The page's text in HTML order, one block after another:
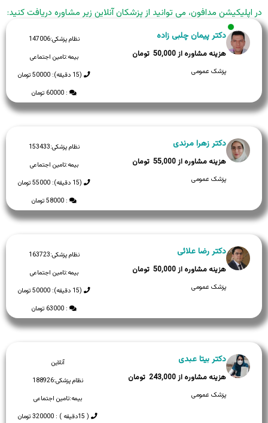
در اپلیکیشن مدافون، می توانید از پزشکان آنلاین زیر مشاوره دریافت کنید:
نظام پزشکی:147006
بیمه:تامین اجتماعی
(15 دقیقه): 50000 تومان
: 60000 تومان
دکتر پیمان چلبی زاده
50,000
پزشک عمومی
نظام پزشکی:153433
بیمه:تامین اجتماعی
(15 دقیقه): 55000 تومان
: 58000 تومان
دکتر زهرا مرندی
55,000
پزشک عمومی
نظام پزشکی:163723
بیمه:تامین اجتماعی
(15 دقیقه): 50000 تومان
: 63000 تومان
دکتر رضا علائی
50,000
پزشک عمومی
آنلاین
نظام پزشکی:188926
بیمه:تامین اجتماعی
( 15دقیقه ) : 320000 تومان
دکتر بیتا عبدی
243,000
پزشک عمومی